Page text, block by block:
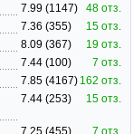
7.99 (1147)
48 отз.
7.36 (355)
15 отз.
8.09 (367)
19 отз.
7.44 (100)
7 отз.
7.85 (4167) 162 отз.
7.44 (253) 15 отз.
7.25 (455) 7 отз.